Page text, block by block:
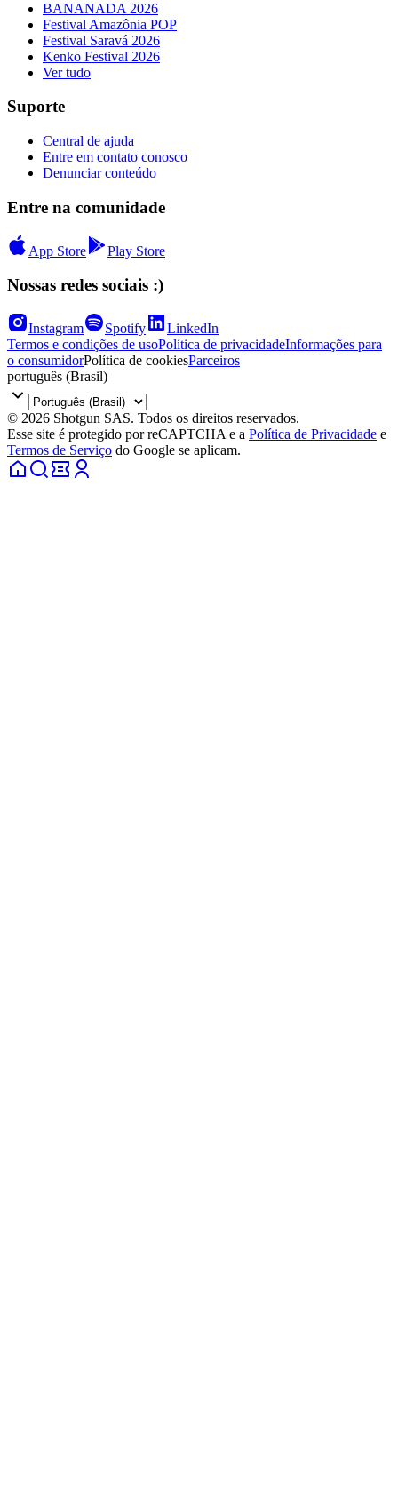
BANANADA 2026
Festival Amazônia POP
Festival Saravá 2026
Kenko Festival 2026
Ver tudo
Suporte
Central de ajuda
Entre em contato conosco
Denunciar conteúdo
Entre na comunidade
App Store Play Store
Nossas redes sociais :)
Instagram Spotify
LinkedIn
Termos e condições de usoPolítica de privacidadeInformações para
o consumidorPolítica de cookiesParceiros
português (Brasil)
© 2026 Shotgun SAS. Todos os direitos reservados.
Esse site é protegido por reCAPTCHA e a Política de Privacidade e
Termos de Serviço do Google se aplicam.